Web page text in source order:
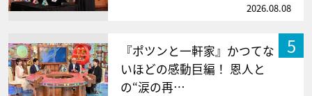
2026.08.08
5
『ポツンと一軒家』かつてな
いほどの感動巨編！ 恩人と
の“涙の再…